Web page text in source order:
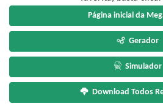
Página inicial da
Gerador
Simulador
Download Todos